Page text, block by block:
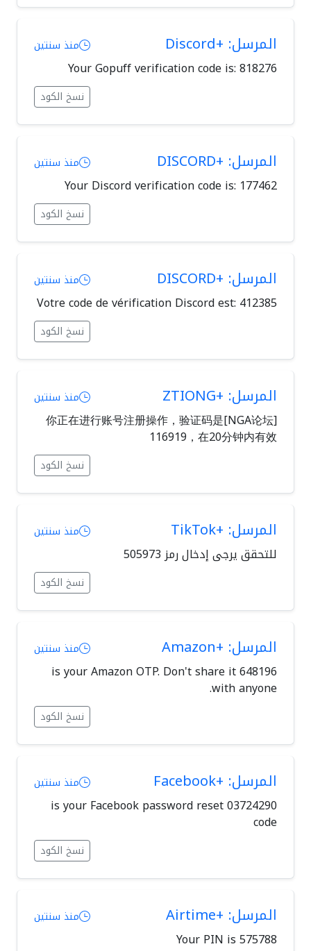
المرسل: +Discord منذ سنتين
Your Gopuff verification code is: 818276
نسخ الكود
المرسل: +DISCORD منذ سنتين
Your Discord verification code is: 177462
نسخ الكود
المرسل: +DISCORD منذ سنتين
Votre code de vérification Discord est: 412385
نسخ الكود
المرسل: +ZTIONG منذ سنتين
[NGA论坛]你正在进行账号注册操作，验证码是
116919，在20分钟内有效
نسخ الكود
المرسل: +TikTok منذ سنتين
للتحقق يرجى إدخال رمز 505973
نسخ الكود
المرسل: +Amazon منذ سنتين
648196 is your Amazon OTP. Don't share it
with anyone.
نسخ الكود
المرسل: +Facebook منذ سنتين
03724290 is your Facebook password reset
code
نسخ الكود
المرسل: +Airtime منذ سنتين
Your PIN is 575788